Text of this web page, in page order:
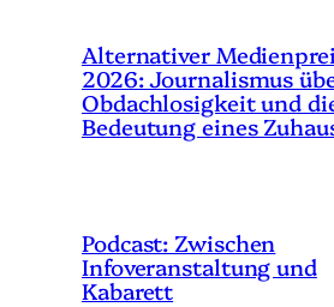
Alternativer
2026: Journalismus
Obdachlosigkeit und
Bedeutung eines
Podcast: Zwischen
Infoveranstaltung und
Kabarett